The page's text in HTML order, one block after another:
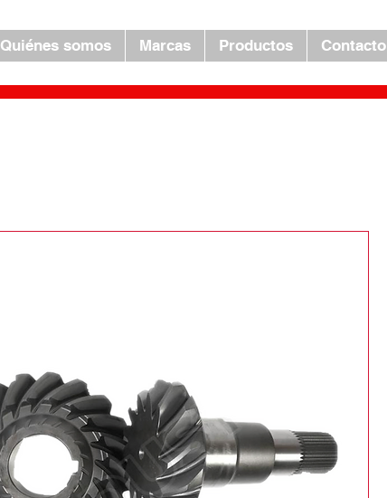
Quiénes somos Marcas Productos Contacto